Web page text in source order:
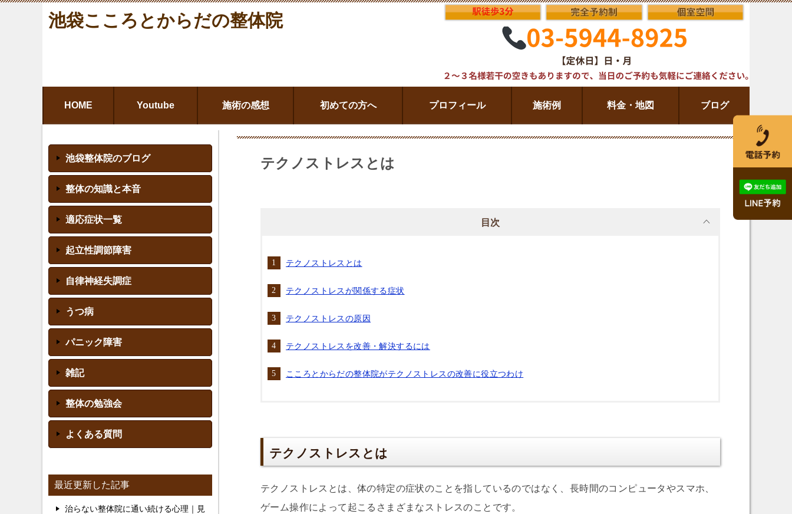
池袋こころとからだの整体院
HOME Youtube 施術の感想 初めての方へ プロフィール 施術例 料金・地図 ブログ
テクノストレスとは
目次
テクノストレスとは
テクノストレスが関係する症状
テクノストレスの原因
テクノストレスを改善・解決するには
こころとからだの整体院がテクノストレスの改善に役立つわけ
テクノストレスとは
テクノストレスとは、体の特定の症状のことを指しているのではなく、長時間のコンピュータやスマホ、
ゲーム操作によって起こるさまざまなストレスのことです。
池袋整体院のブログ
整体の知識と本音
適応症状一覧
起立性調節障害
自律神経失調症
うつ病
パニック障害
雑記
整体の勉強会
よくある質問
最近更新した記事
治らない整体院に通い続ける心理｜見